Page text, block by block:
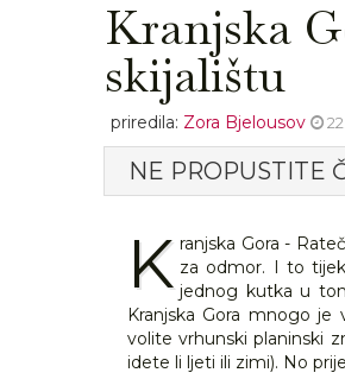
Kranjska
skijalištu
priredila: Zora Bjelousov
NE PROPUSTITE
K ranjska Gora -
za odmor. I to
jednog kutka u
Kranjska Gora mnogo je
volite vrhunski planinski
idete li ljeti ili zimi). No